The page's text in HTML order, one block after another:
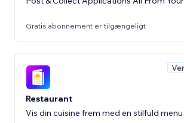
Gratis abonnement er tilgængeligt
Restaurant
Vis din cuisine frem med en stilfuld menu